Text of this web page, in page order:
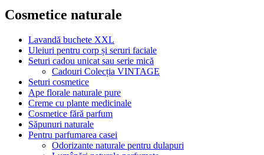
Cosmetice naturale
Lavandă buchete XXL
Uleiuri pentru corp și seruri faciale
Seturi cadou unicat sau serie mică
Cadouri Colecția VINTAGE
Seturi cosmetice
Ape florale naturale pure
Creme cu plante medicinale
Cosmetice fără parfum
Săpunuri naturale
Pentru parfumarea casei
Odorizante naturale pentru dulapuri